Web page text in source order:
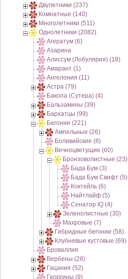
Двулетники (237)
Комнатные (140)
Многолетники (511)
Однолетники (2082)
Агератум (6)
Азарина
Алиссум (Лобулярия) (18)
Амарант (1)
Ангелония (11)
Астра (79)
Бакопа (Сутера) (4)
Бальзамины (39)
Бархатцы (99)
Бегонии (221)
Ампельные (26)
Боливийские (8)
Вечноцветущие (60)
Бронзоволистные (23)
Бада Бум (3)
Бада Бум Свифт (5)
Коктейль (6)
Найтлайф (5)
Сенатор IQ (4)
Зеленолистные (30)
Махровые (7)
Гибридные бегонии (58)
Клубневые кустовые (69)
Броваллия
Вербены (28)
Гацания (52)
Георгины (9)